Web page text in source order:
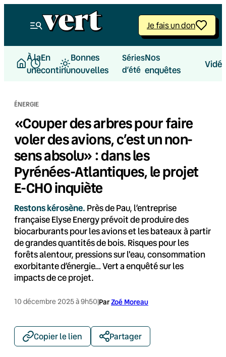
Je fais un don
À la
une
En
continu
Bonnes
nouvelles
Séries
d’été
Nos
enquêtes
ÉNERGIE
«Couper des arbres pour faire
voler des avions, c’est un non-
sens absolu» : dans les
Pyrénées-Atlantiques, le projet
E-CHO inquiète
Restons kérosène. Près de Pau, l’entreprise
française Elyse Energy prévoit de produire des
biocarburants pour les avions et les bateaux à partir
de grandes quantités de bois. Risques pour les
forêts alentour, pressions sur l'eau, consommation
exorbitante d’énergie… Vert a enquêté sur les
impacts de ce projet.
10 décembre 2025 à 9h50|ParZoé Moreau
Copier le lien Partager